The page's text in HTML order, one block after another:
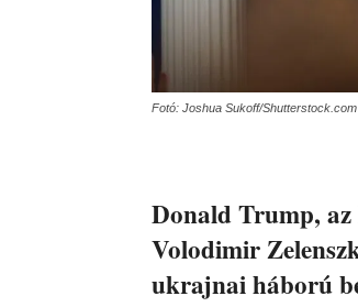
Fotó: Joshua Sukoff/Shutterstock.com
Donald Trump,
Volodimir
ukrajnai háború